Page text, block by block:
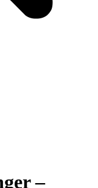
–